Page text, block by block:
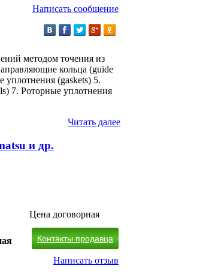
Написать сообщение
методом точения из
кольца (guide
(gaskets) 5.
7. Роторные уплотнения
Читать далее
и др.
Цена договорная
Контакты продавца
Написать отзыв